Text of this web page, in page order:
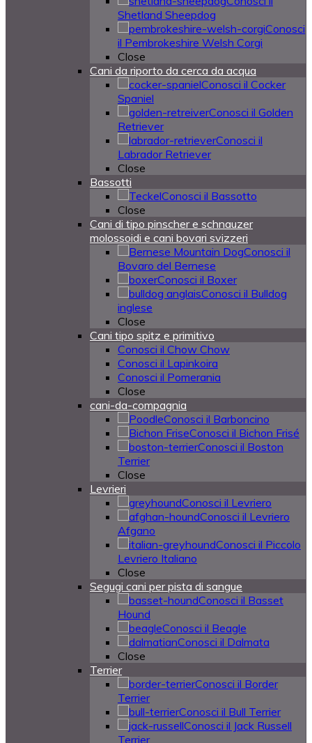
Shetland Sheepdog
Conosci
il Pembrokeshire Welsh Corgi
Close
Cani da riporto da cerca da acqua
Conosci il Cocker
Spaniel
Conosci il Golden
Retriever
Conosci il
Labrador Retriever
Close
Bassotti
Conosci il Bassotto
Close
Cani di tipo pinscher e schnauzer
molossoidi e cani bovari svizzeri
Conosci il
Bovaro del Bernese
Conosci il Boxer
Conosci il Bulldog
inglese
Close
Cani tipo spitz e primitivo
Conosci il Chow Chow
Conosci il Lapinkoira
Conosci il Pomerania
Close
cani-da-compagnia
Conosci il Barboncino
Conosci il Bichon Frisé
Conosci il Boston
Terrier
Close
Levrieri
Conosci il Levriero
Conosci il Levriero
Afgano
Conosci il Piccolo
Levriero Italiano
Close
Segugi cani per pista di sangue
Conosci il Basset
Hound
Conosci il Beagle
Conosci il Dalmata
Close
Terrier
Conosci il Border
Terrier
Conosci il Bull Terrier
Conosci il Jack Russell
Terrier